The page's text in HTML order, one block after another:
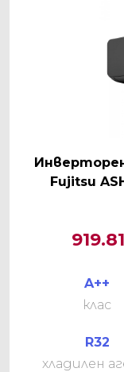
Fujitsu
A++
клас
R32
хладилен